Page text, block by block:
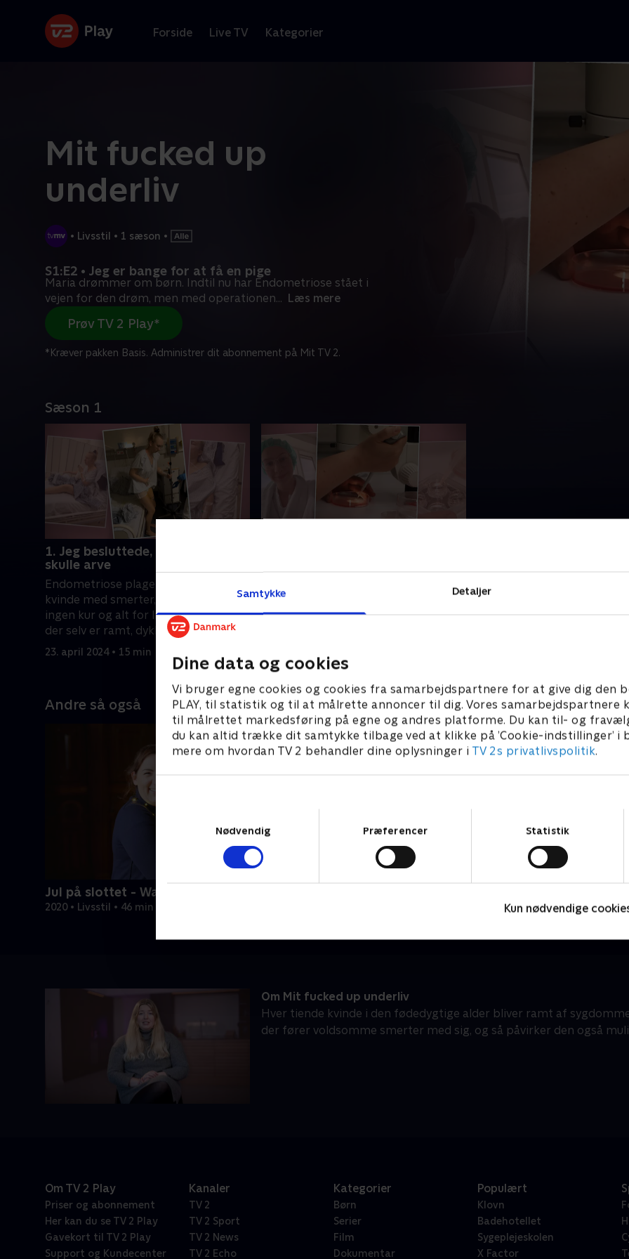
Samtykke Detaljer
Dine data og cookies
Vi bruger egne cookies og cookies fra samarbejdspartnere for at give dig den
PLAY, til statistik og til at målrette annoncer til dig. Vores samarbejdspartnere
til målrettet markedsføring på egne og andres platforme. Du kan til- og
du kan altid trække dit samtykke tilbage ved at klikke på ’Cookie-indstillinger’ i
mere om hvordan TV 2 behandler dine oplysninger i TV 2s privatlivspolitik.
Nødvendig
Præferencer Statistik
Kun nødvendige
Forside Live TV Kategorier
Mit fucked up
underliv
• Livsstil • 1 sæson •
S1:E2 • Jeg er bange for at få en pige
Maria drømmer om børn. Indtil nu har Endometriose stået i
vejen for den drøm, men med operationen... Læs mere
Prøv TV 2 Play*
*Kræver pakken Basis. Administrer dit abonnement på Mit TV 2.
Sæson 1
1. Jeg besluttede, hvem der
skulle arve
Endometriose plager hver tiende
kvinde med smerter, og der findes
ingen kur og alt for lidt viden. Pernille,
der selv er ramt, dykker ned i den
kroniske sygdom.
23. april 2024 • 15 min
Maria drømmer om børn. Indtil nu
har Endometriose stået i vejen for
den drøm, men med operationen
overstået, er det helt andre
Andre så også
Jul på slottet - Warwick
2020 • Livsstil • 46 min
Om Mit fucked up underliv
Hver tiende kvinde i den fødedygtige alder bliver ramt af
der fører voldsomme smerter med sig, og så påvirker den også
Om TV 2 Play
Priser og abonnement
Her kan du se TV 2 Play
Gavekort til TV 2 Play
Support og Kundecenter
Kanaler
TV 2
TV 2 Sport
TV 2 News
TV 2 Echo
Kategorier
Børn
Serier
Film
Dokumentar
Populært
Klovn
Badehotellet
Sygeplejeskolen
X Factor